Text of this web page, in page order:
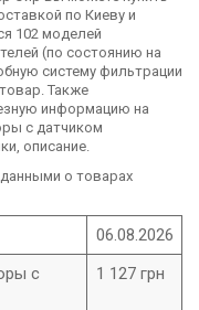
по Киеву и
102 моделей
(по состоянию на
систему фильтрации
Также
информацию на
с датчиком
описание.
о товарах
06.08.2026
с
1 127 грн